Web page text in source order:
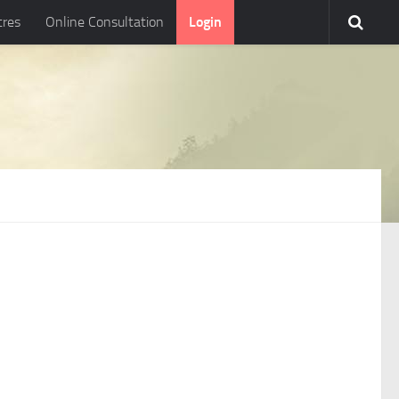
Online Consultation Login